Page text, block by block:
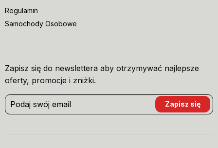
Regulamin
Samochody Osobowe
Zapisz się do newslettera aby otrzymywać najlepsze
oferty, promocje i zniżki.